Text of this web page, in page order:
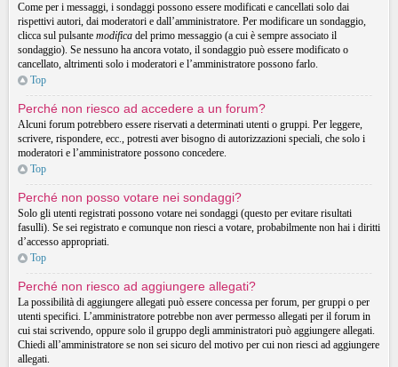
Come per i messaggi, i sondaggi possono essere modificati e cancellati solo dai
rispettivi autori, dai moderatori e dall’amministratore. Per modificare un sondaggio,
clicca sul pulsante modifica del primo messaggio (a cui è sempre associato il
sondaggio). Se nessuno ha ancora votato, il sondaggio può essere modificato o
cancellato, altrimenti solo i moderatori e l’amministratore possono farlo.
Top
Perché non riesco ad accedere a un forum?
Alcuni forum potrebbero essere riservati a determinati utenti o gruppi. Per leggere,
scrivere, rispondere, ecc., potresti aver bisogno di autorizzazioni speciali, che solo i
moderatori e l’amministratore possono concedere.
Top
Perché non posso votare nei sondaggi?
Solo gli utenti registrati possono votare nei sondaggi (questo per evitare risultati
fasulli). Se sei registrato e comunque non riesci a votare, probabilmente non hai i diritti
d’accesso appropriati.
Top
Perché non riesco ad aggiungere allegati?
La possibilità di aggiungere allegati può essere concessa per forum, per gruppi o per
utenti specifici. L’amministratore potrebbe non aver permesso allegati per il forum in
cui stai scrivendo, oppure solo il gruppo degli amministratori può aggiungere allegati.
Chiedi all’amministratore se non sei sicuro del motivo per cui non riesci ad aggiungere
allegati.